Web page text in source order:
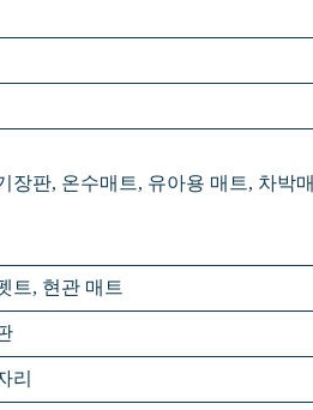
장판, 온수매트, 유아용 매트, 차박매
트, 현관 매트
리